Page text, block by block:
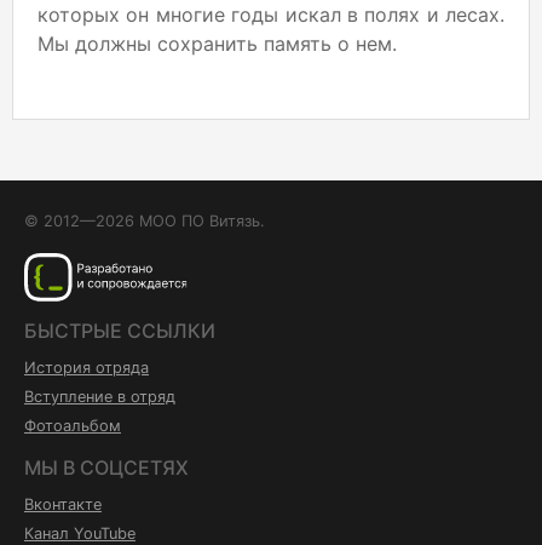
которых он многие годы искал в полях и лесах.
Мы должны сохранить память о нем.
© 2012—2026 МОО ПО Витязь.
БЫСТРЫЕ ССЫЛКИ
История отряда
Вступление в отряд
Фотоальбом
МЫ В СОЦСЕТЯХ
Вконтакте
Канал YouTube